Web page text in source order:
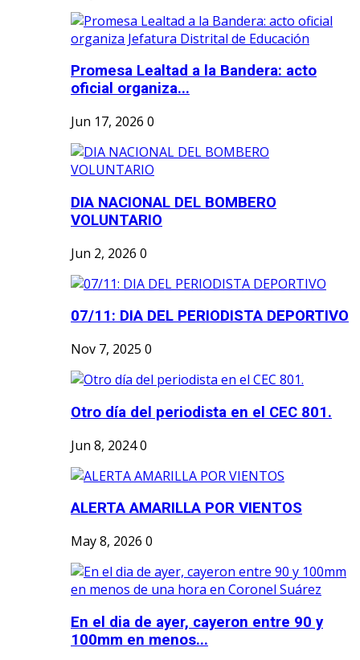
Promesa Lealtad a la Bandera: acto
oficial organiza...
Jun 17, 2026 0
DIA NACIONAL DEL BOMBERO
VOLUNTARIO
Jun 2, 2026 0
07/11: DIA DEL PERIODISTA DEPORTIVO
Nov 7, 2025 0
Otro día del periodista en el CEC 801.
Jun 8, 20240
ALERTA AMARILLA POR VIENTOS
May 8, 2026 0
En el dia de ayer, cayeron entre 90 y
100mm en menos...